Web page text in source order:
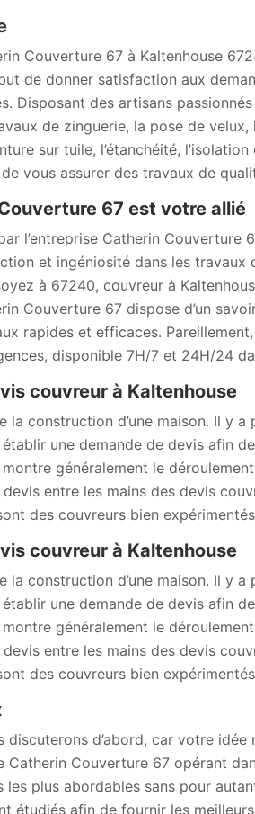
Couverture 67 à Kaltenhouse
de donner satisfaction aux
Disposant des artisans
de zinguerie, la pose de
sur tuile, l’étanchéité,
vous assurer des travaux de
67 est votre allié
l’entreprise Catherin Couverture
et ingéniosité dans les travaux
à 67240, couvreur à
Couverture 67 dispose d’un
rapides et efficaces.
disponible 7H/7 et 24H/24
couvreur à Kaltenhouse
construction d’une maison. Il y a
une demande de devis afin
généralement le
entre les mains des devis
des couvreurs bien
couvreur à Kaltenhouse
construction d’une maison. Il y a
une demande de devis afin
généralement le
entre les mains des devis
des couvreurs bien
d’abord, car votre
Catherin Couverture 67 opérant
plus abordables sans pour
étudiés afin de fournir les